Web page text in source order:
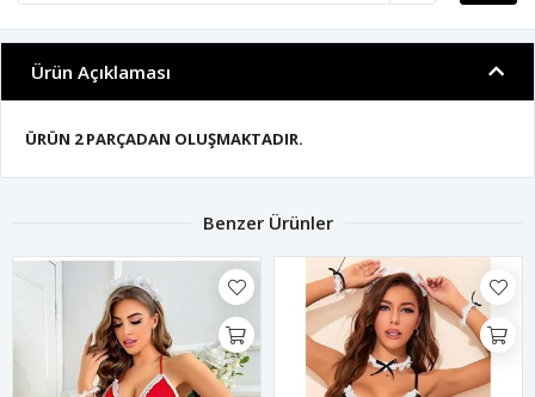
Ürün Açıklaması
ÜRÜN 2 PARÇADAN OLUŞMAKTADIR.
Benzer Ürünler